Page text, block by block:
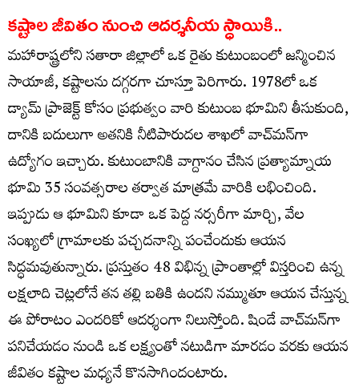
కష్టాల జీవితం నుంచి ఆదర్శనీయ స్ధాయికి..
మహారాష్ట్రలోని సతారా జిల్లాలో ఒక రైతు కుటుంబంలో జన్మించిన
సాయాజీ, కష్టాలను దగ్గరగా చూస్తూ పెరిగారు. 1978లో ఒక
డ్యామ్ ప్రాజెక్ట్ కోసం ప్రభుత్వం వారి కుటుంబ భూమిని తీసుకుంది,
దానికి బదులుగా అతనికి నీటిపారుదల శాఖలో వాచ్‌మన్‌గా
ఉద్యోగం ఇచ్చారు. కుటుంబానికి వాగ్దానం చేసిన ప్రత్యామ్నాయ
భూమి 35 సంవత్సరాల తర్వాత మాత్రమే వారికి లభించింది.
ఇప్పుడు ఆ భూమిని కూడా ఒక పెద్ద నర్సరీగా మార్చి, వేల
సంఖ్యలో గ్రామాలకు పచ్చదనాన్ని పంచేందుకు ఆయన
సిద్ధమవుతున్నారు. ప్రస్తుతం 48 విభిన్న ప్రాంతాల్లో విస్తరించి ఉన్న
లక్షలాది చెట్లలోనే తన తల్లి బతికి ఉందని నమ్ముతూ ఆయన చేస్తున్న
ఈ పోరాటం ఎందరికో ఆదర్శంగా నిలుస్తోంది. షిండే వాచ్‌మన్‌గా
పనిచేయడం నుండి ఒక లక్ష్యంతో నటుడిగా మారడం వరకు ఆయన
జీవితం కష్టాల మధ్యనే కొనసాగిందంటారు.